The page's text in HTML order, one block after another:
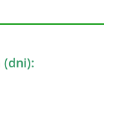
(dni):